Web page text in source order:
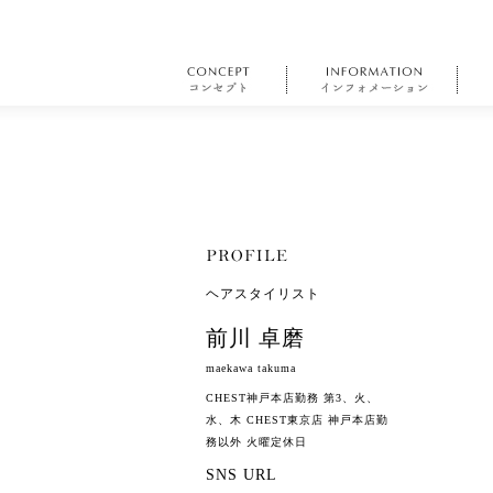
ヘアスタイリスト
前川 卓磨
maekawa takuma
CHEST神戸本店勤務 第3、火、
水、木 CHEST東京店 神戸本店勤
務以外 火曜定休日
SNS URL